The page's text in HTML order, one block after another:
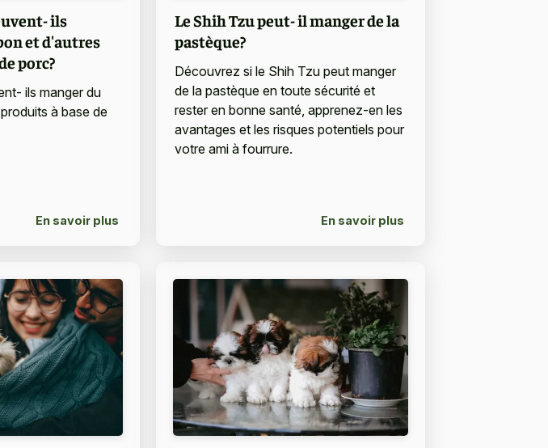
ils
et d'autres
porc?
ils manger du
à base de
En savoir plus
Le Shih Tzu peut- il manger de la
pastèque?
Découvrez si le Shih Tzu peut manger
de la pastèque en toute sécurité et
rester en bonne santé, apprenez-en les
avantages et les risques potentiels pour
votre ami à fourrure.
En savoir plus